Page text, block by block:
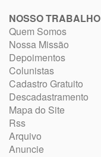
NOSSO TRABALHO
Quem Somos
Nossa Missão
Depoimentos
Colunistas
Cadastro Gratuito
Descadastramento
Mapa do Site
Rss
Arquivo
Anuncie